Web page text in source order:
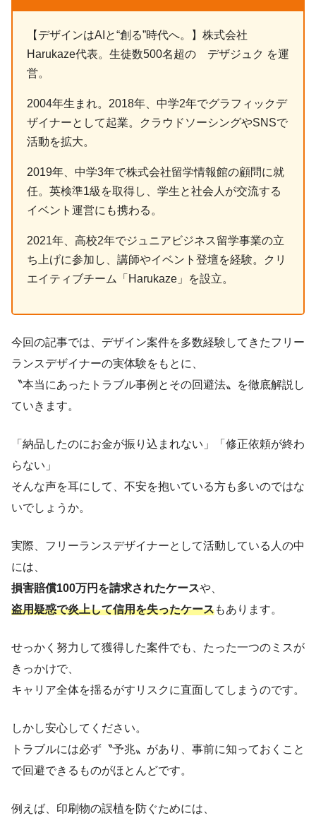
【デザインはAIと“創る”時代へ。】株式会社
Harukaze代表。生徒数500名超の デザジュク を運
営。
2004年生まれ。2018年、中学2年でグラフィックデ
ザイナーとして起業。クラウドソーシングやSNSで
活動を拡大。
2019年、中学3年で株式会社留学情報館の顧問に就
任。英検準1級を取得し、学生と社会人が交流する
イベント運営にも携わる。
2021年、高校2年でジュニアビジネス留学事業の立
ち上げに参加し、講師やイベント登壇を経験。クリ
エイティブチーム「Harukaze」を設立。
今回の記事では、デザイン案件を多数経験してきたフリー
ランスデザイナーの実体験をもとに、
〝本当にあったトラブル事例とその回避法〟を徹底解説し
ていきます。
「納品したのにお金が振り込まれない」「修正依頼が終わ
らない」
そんな声を耳にして、不安を抱いている方も多いのではな
いでしょうか。
実際、フリーランスデザイナーとして活動している人の中
には、
損害賠償100万円を請求されたケースや、
盗用疑惑で炎上して信用を失ったケースもあります。
せっかく努力して獲得した案件でも、たった一つのミスが
きっかけで、
キャリア全体を揺るがすリスクに直面してしまうのです。
しかし安心してください。
トラブルには必ず〝予兆〟があり、事前に知っておくこと
で回避できるものがほとんどです。
例えば、印刷物の誤植を防ぐためには、